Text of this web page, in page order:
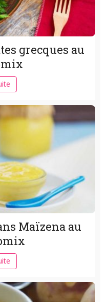
grecques au
Maïzena au